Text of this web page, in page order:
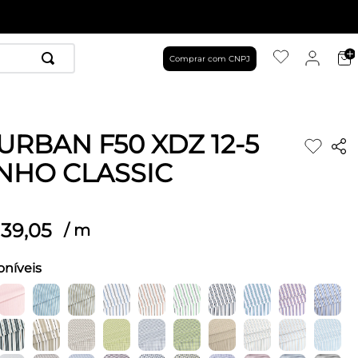
Comprar com CNPJ
F50 XDZ 12-5
CLASSIC
39,05 / m